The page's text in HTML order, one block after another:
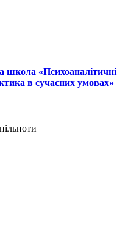
школа «Психоаналітичні
в сучасних умовах»